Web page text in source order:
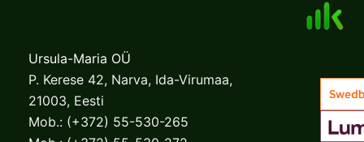
Ursula-Maria OÜ
P. Kerese 42, Narva, Ida-Virumaa,
21003, Eesti
Mob.: (+372) 55-530-265